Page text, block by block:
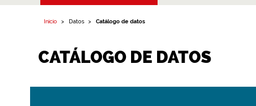
Foral de Bizkaia
Inicio Datos Catálogo de datos
CATÁLOGO DE DATOS